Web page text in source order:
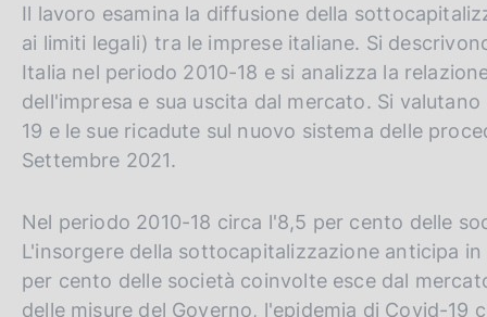
p
a
l
a
p
a
g
i
G
o
t
o
t
h
e
n
g
l
C
e
r
c
a
n
l
s
i
t
Il lavoro esamina la diffusione della
ai limiti legali) tra le imprese italiane. Si
Italia nel periodo 2010-18 e si analizza la
dell'impresa e sua uscita dal mercato. Si
19 e le sue ricadute sul nuovo sistema delle
Settembre 2021.
Nel periodo 2010-18 circa l'8,5 per cento delle
L'insorgere della sottocapitalizzazione anticipa
per cento delle società coinvolte esce dal
delle misure del Governo, l'epidemia di Covid-